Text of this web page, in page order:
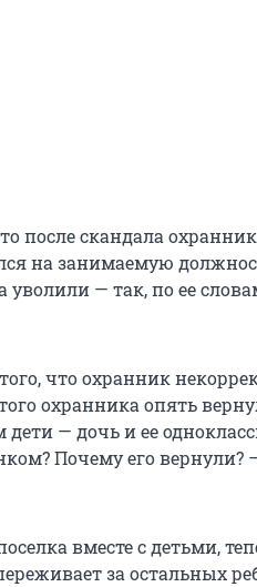
после скандала
на занимаемую
— так, по ее
что охранник
охранника опять
дети — дочь и ее
Почему его вернули?
вместе с детьми,
за остальных